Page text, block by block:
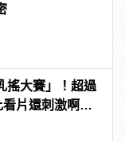
搖大賽」！超過
片還刺激啊！ |